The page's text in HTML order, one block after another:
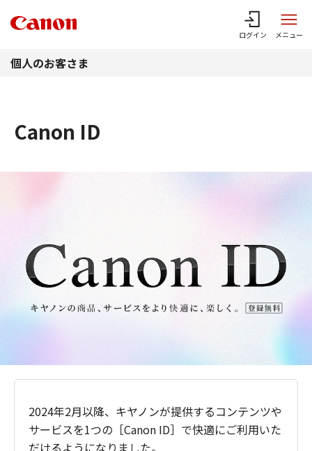
ログイン メニュー
個人のお客さま
Canon ID
2024年2月以降、キヤノンが提供するコンテンツや
サービスを1つの［Canon ID］で快適にご利用いた
だけるようになりました。